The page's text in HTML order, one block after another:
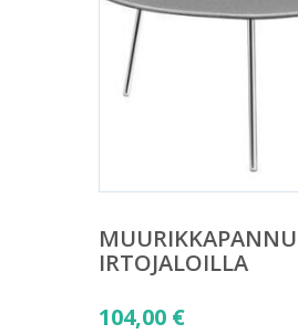
IRTOJALOILLA
104,00 €